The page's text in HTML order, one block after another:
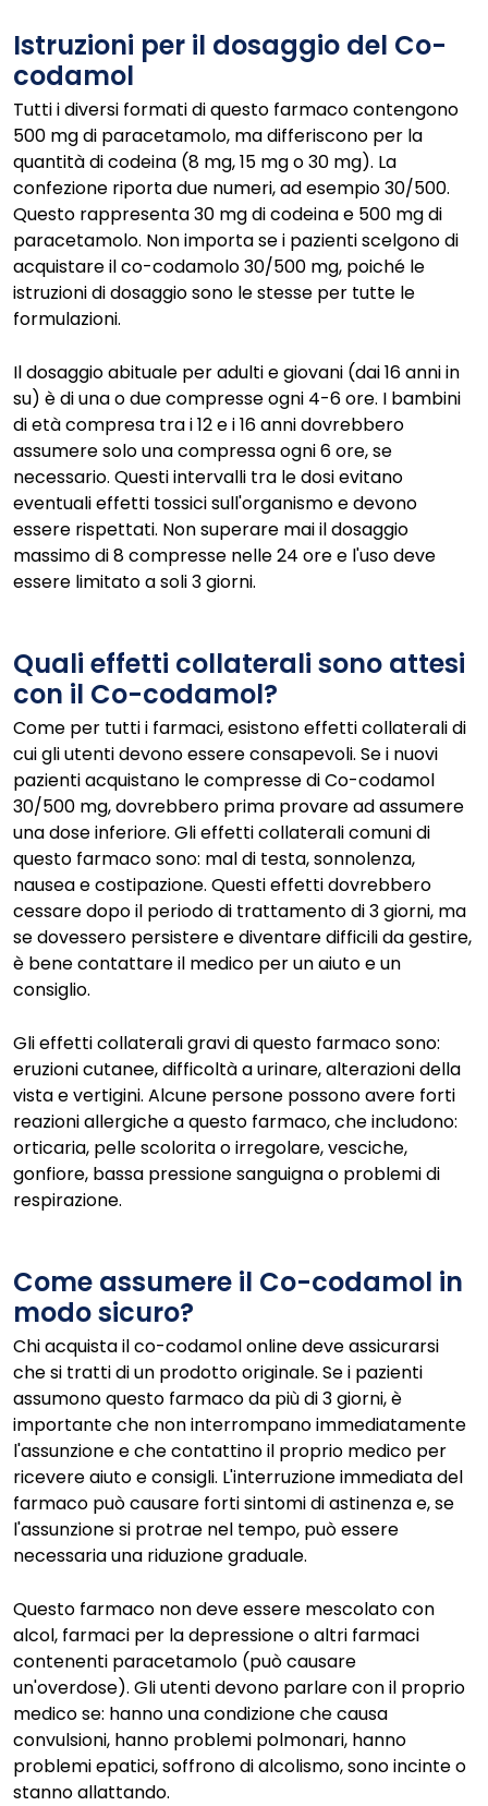
Istruzioni per il dosaggio del Co-
codamol
Tutti i diversi formati di questo farmaco contengono
500 mg di paracetamolo, ma differiscono per la
quantità di codeina (8 mg, 15 mg o 30 mg). La
confezione riporta due numeri, ad esempio 30/500.
Questo rappresenta 30 mg di codeina e 500 mg di
paracetamolo. Non importa se i pazienti scelgono di
acquistare il co-codamolo 30/500 mg, poiché le
istruzioni di dosaggio sono le stesse per tutte le
formulazioni.
Il dosaggio abituale per adulti e giovani (dai 16 anni in
su) è di una o due compresse ogni 4-6 ore. I bambini
di età compresa tra i 12 e i 16 anni dovrebbero
assumere solo una compressa ogni 6 ore, se
necessario. Questi intervalli tra le dosi evitano
eventuali effetti tossici sull'organismo e devono
essere rispettati. Non superare mai il dosaggio
massimo di 8 compresse nelle 24 ore e l'uso deve
essere limitato a soli 3 giorni.
Quali effetti collaterali sono attesi
con il Co-codamol?
Come per tutti i farmaci, esistono effetti collaterali di
cui gli utenti devono essere consapevoli. Se i nuovi
pazienti acquistano le compresse di Co-codamol
30/500 mg, dovrebbero prima provare ad assumere
una dose inferiore. Gli effetti collaterali comuni di
questo farmaco sono: mal di testa, sonnolenza,
nausea e costipazione. Questi effetti dovrebbero
cessare dopo il periodo di trattamento di 3 giorni, ma
se dovessero persistere e diventare difficili da gestire,
è bene contattare il medico per un aiuto e un
consiglio.
Gli effetti collaterali gravi di questo farmaco sono:
eruzioni cutanee, difficoltà a urinare, alterazioni della
vista e vertigini. Alcune persone possono avere forti
reazioni allergiche a questo farmaco, che includono:
orticaria, pelle scolorita o irregolare, vesciche,
gonfiore, bassa pressione sanguigna o problemi di
respirazione.
Come assumere il Co-codamol in
modo sicuro?
Chi acquista il co-codamol online deve assicurarsi
che si tratti di un prodotto originale. Se i pazienti
assumono questo farmaco da più di 3 giorni, è
importante che non interrompano immediatamente
l'assunzione e che contattino il proprio medico per
ricevere aiuto e consigli. L'interruzione immediata del
farmaco può causare forti sintomi di astinenza e, se
l'assunzione si protrae nel tempo, può essere
necessaria una riduzione graduale.
Questo farmaco non deve essere mescolato con
alcol, farmaci per la depressione o altri farmaci
contenenti paracetamolo (può causare
un'overdose). Gli utenti devono parlare con il proprio
medico se: hanno una condizione che causa
convulsioni, hanno problemi polmonari, hanno
problemi epatici, soffrono di alcolismo, sono incinte o
stanno allattando.